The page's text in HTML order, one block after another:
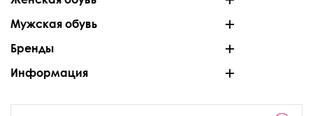
Мужская обувь
Бренды
Информация